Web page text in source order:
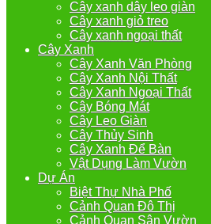
Cây xanh dây leo giàn
Cây xanh giỏ treo
Cây xanh ngoại thất
Cây Xanh
Cây Xanh Văn Phòng
Cây Xanh Nội Thất
Cây Xanh Ngoại Thất
Cây Bóng Mát
Cây Leo Giàn
Cây Thủy Sinh
Cây Xanh Để Bàn
Vật Dụng Làm Vườn
Dự Án
Biệt Thự Nhà Phố
Cảnh Quan Đô Thị
Cảnh Quan Sân Vườn